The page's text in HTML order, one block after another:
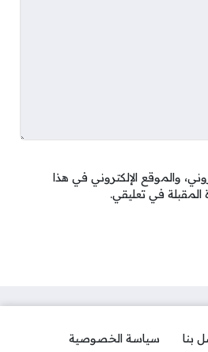
والموقع الإلكتروني في هذا
المقبلة في تعليقي.
بنا سياسة الخصوصية